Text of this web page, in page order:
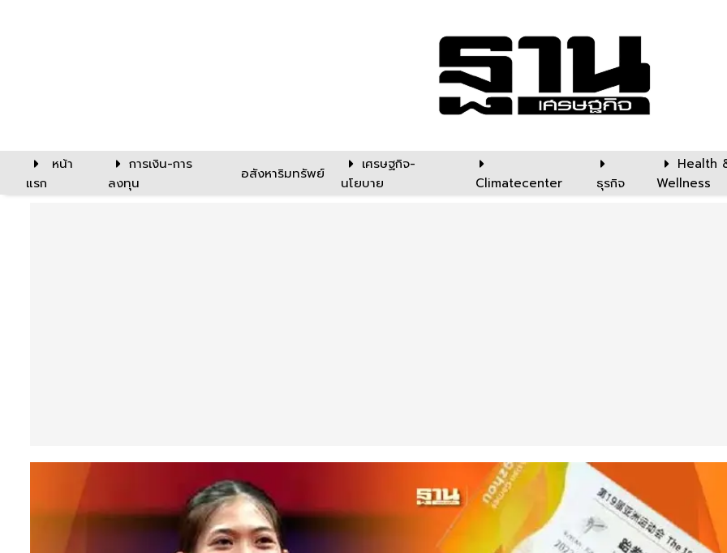
หน้า
แรก
การเงิน-การ
ลงทุน
อสังหาริมทรัพย์
เศรษฐกิจ-
นโยบาย
Climatecenter ธุรกิจ
Health
Wellness